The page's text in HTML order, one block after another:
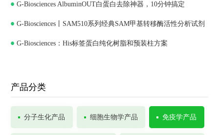
G-Biosciences AlbuminOUT白蛋白去除神器，10分钟搞定
G-Biosciences丨SAM510系列经典SAM甲基转移酶活性分析试剂
盒
G-Biosciences：His标签蛋白纯化树脂和预装柱方案
产品分类
分子生化产品 细胞生物学产品 免疫学产品